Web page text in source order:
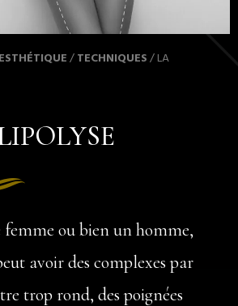
/TECHNIQUES/LA
femme ou bien un homme,
avoir des complexes par
trop rond, des poignées